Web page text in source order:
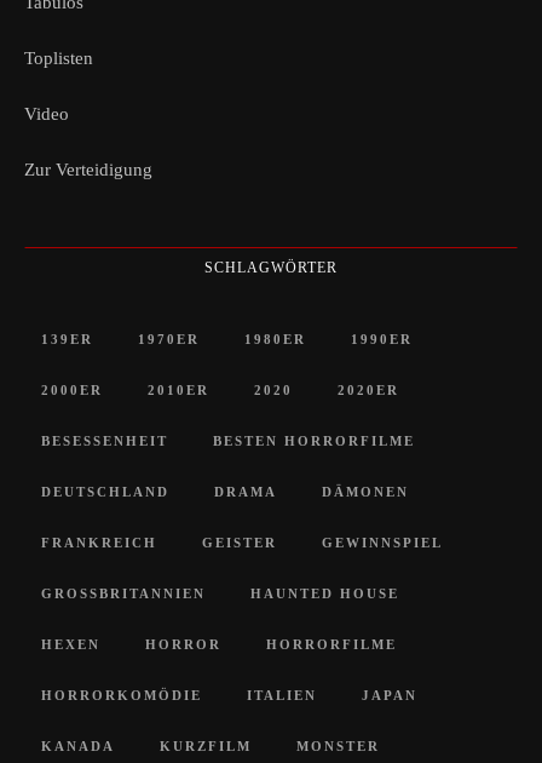
Toplisten
Video
Zur Verteidigung
SCHLAGWÖRTER
139ER 1970ER 1980ER 1990ER
2000ER 2010ER 2020 2020ER
BESESSENHEIT BESTEN HORRORFILME
DEUTSCHLAND DRAMA DÄMONEN
FRANKREICH GEISTER GEWINNSPIEL
GROSSBRITANNIEN HAUNTED HOUSE
HEXEN HORROR HORRORFILME
HORRORKOMÖDIE ITALIEN JAPAN
KANADA KURZFILM MONSTER